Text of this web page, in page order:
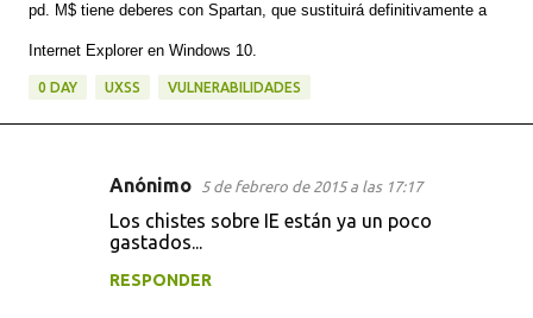
pd. M$ tiene deberes con Spartan, que sustituirá definitivamente a
Internet Explorer en Windows 10.
0 DAY UXSS VULNERABILIDADES
Anónimo 5 de febrero de 2015 a las 17:17
Los chistes sobre IE están ya un poco
gastados...
RESPONDER